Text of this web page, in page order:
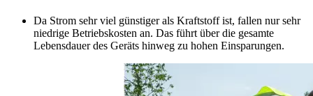
Da Strom sehr viel günstiger als Kraftstoff ist, fallen nur sehr
niedrige Betriebskosten an. Das führt über die gesamte
Lebensdauer des Geräts hinweg zu hohen Einsparungen.